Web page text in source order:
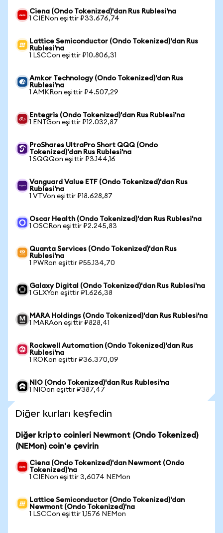
Ciena (Ondo Tokenized)'dan Rus Rublesi'na
1 CIENon eşittir ₽33.676,74
Lattice Semiconductor (Ondo Tokenized)'dan Rus
Rublesi'na
1 LSCCon eşittir ₽10.806,31
Amkor Technology (Ondo Tokenized)'dan Rus
Rublesi'na
1 AMKRon eşittir ₽4.507,29
Entegris (Ondo Tokenized)'dan Rus Rublesi'na
1 ENTGon eşittir ₽12.032,87
ProShares UltraPro Short QQQ (Ondo
Tokenized)'dan Rus Rublesi'na
1 SQQQon eşittir ₽3.144,16
Vanguard Value ETF (Ondo Tokenized)'dan Rus
Rublesi'na
1 VTVon eşittir ₽18.628,87
Oscar Health (Ondo Tokenized)'dan Rus Rublesi'na
1 OSCRon eşittir ₽2.245,83
Quanta Services (Ondo Tokenized)'dan Rus
Rublesi'na
1 PWRon eşittir ₽55.134,70
Galaxy Digital (Ondo Tokenized)'dan Rus Rublesi'na
1 GLXYon eşittir ₽1.626,38
MARA Holdings (Ondo Tokenized)'dan Rus Rublesi'na
1 MARAon eşittir ₽828,41
Rockwell Automation (Ondo Tokenized)'dan Rus
Rublesi'na
1 ROKon eşittir ₽36.370,09
NIO (Ondo Tokenized)'dan Rus Rublesi'na
1 NIOon eşittir ₽387,47
Diğer kurları keşfedin
Diğer kripto coinleri Newmont (Ondo Tokenized)
(NEMon) coin'e çevirin
Ciena (Ondo Tokenized)'dan Newmont (Ondo
Tokenized)'na
1 CIENon eşittir 3,6074 NEMon
Lattice Semiconductor (Ondo Tokenized)'dan
Newmont (Ondo Tokenized)'na
1 LSCCon eşittir 1,1576 NEMon